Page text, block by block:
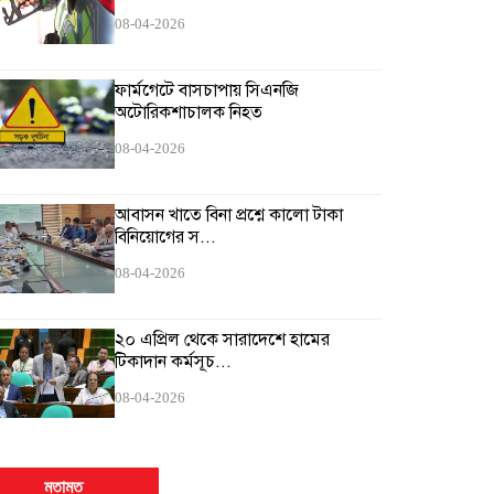
08-04-2026
ফার্মগেটে বাসচাপায় সিএনজি
অটোরিকশাচালক নিহত
08-04-2026
আবাসন খাতে বিনা প্রশ্নে কালো টাকা
বিনিয়োগের স...
08-04-2026
২০ এপ্রিল থেকে সারাদেশে হামের
টিকাদান কর্মসূচ...
08-04-2026
মতামত